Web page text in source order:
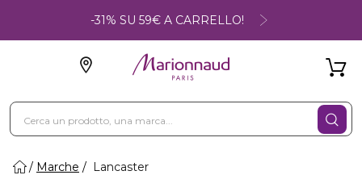
-31% SU 59€ A CARRELLO!
Marche Lancaster